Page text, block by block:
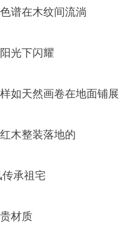
谱在木纹间流淌
光下闪耀
如天然画卷在地面铺展
红木整装落地的
承祖宅
材质